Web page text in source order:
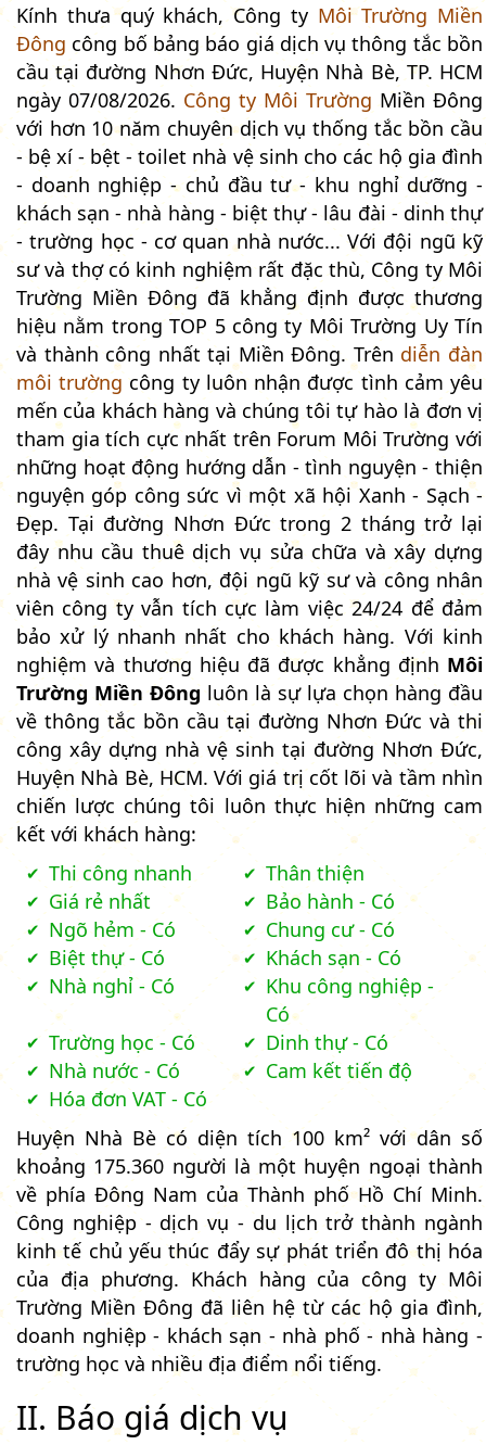
Kính thưa quý khách, Công ty Môi Trường Miền
Đông công bố bảng báo giá dịch vụ thông tắc bồn
cầu tại đường Nhơn Đức, Huyện Nhà Bè, TP. HCM
ngày 07/08/2026. Công ty Môi Trường Miền Đông
với hơn 10 năm chuyên dịch vụ thống tắc bồn cầu
- bệ xí - bệt - toilet nhà vệ sinh cho các hộ gia đình
- doanh nghiệp - chủ đầu tư - khu nghỉ dưỡng -
khách sạn - nhà hàng - biệt thự - lâu đài - dinh thự
- trường học - cơ quan nhà nước... Với đội ngũ kỹ
sư và thợ có kinh nghiệm rất đặc thù, Công ty Môi
Trường Miền Đông đã khẳng định được thương
hiệu nằm trong TOP 5 công ty Môi Trường Uy Tín
và thành công nhất tại Miền Đông. Trên diễn đàn
môi trường công ty luôn nhận được tình cảm yêu
mến của khách hàng và chúng tôi tự hào là đơn vị
tham gia tích cực nhất trên Forum Môi Trường với
những hoạt động hướng dẫn - tình nguyện - thiện
nguyện góp công sức vì một xã hội Xanh - Sạch -
Đẹp. Tại đường Nhơn Đức trong 2 tháng trở lại
đây nhu cầu thuê dịch vụ sửa chữa và xây dựng
nhà vệ sinh cao hơn, đội ngũ kỹ sư và công nhân
viên công ty vẫn tích cực làm việc 24/24 để đảm
bảo xử lý nhanh nhất cho khách hàng. Với kinh
nghiệm và thương hiệu đã được khẳng định Môi
Trường Miền Đông luôn là sự lựa chọn hàng đầu
về thông tắc bồn cầu tại đường Nhơn Đức và thi
công xây dựng nhà vệ sinh tại đường Nhơn Đức,
Huyện Nhà Bè, HCM. Với giá trị cốt lõi và tầm nhìn
chiến lược chúng tôi luôn thực hiện những cam
kết với khách hàng:
Thi công nhanh
Thân thiện
Giá rẻ nhất
Bảo hành - Có
Ngõ hẻm - Có
Chung cư - Có
Biệt thự - Có
Khách sạn - Có
Nhà nghỉ - Có
Khu công nghiệp -
Có
Trường học - Có
Dinh thự - Có
Nhà nước - Có
Cam kết tiến độ
Hóa đơn VAT - Có
Huyện Nhà Bè có diện tích 100 km² với dân số
khoảng 175.360 người là một huyện ngoại thành
về phía Đông Nam của Thành phố Hồ Chí Minh.
Công nghiệp - dịch vụ - du lịch trở thành ngành
kinh tế chủ yếu thúc đẩy sự phát triển đô thị hóa
của địa phương. Khách hàng của công ty Môi
Trường Miền Đông đã liên hệ từ các hộ gia đình,
doanh nghiệp - khách sạn - nhà phố - nhà hàng -
trường học và nhiều địa điểm nổi tiếng.
II. Báo giá dịch vụ